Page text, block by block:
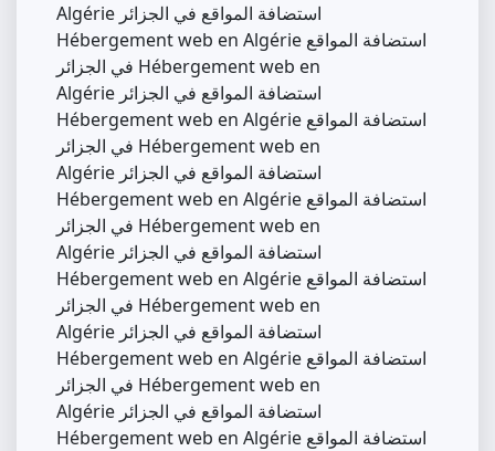
Algérie استضافة المواقع في الجزائر
Hébergement web en Algérie استضافة المواقع
في الجزائر Hébergement web en
Algérie استضافة المواقع في الجزائر
Hébergement web en Algérie استضافة المواقع
في الجزائر Hébergement web en
Algérie استضافة المواقع في الجزائر
Hébergement web en Algérie استضافة المواقع
في الجزائر Hébergement web en
Algérie استضافة المواقع في الجزائر
Hébergement web en Algérie استضافة المواقع
في الجزائر Hébergement web en
Algérie استضافة المواقع في الجزائر
Hébergement web en Algérie استضافة المواقع
في الجزائر Hébergement web en
Algérie استضافة المواقع في الجزائر
Hébergement web en Algérie استضافة المواقع